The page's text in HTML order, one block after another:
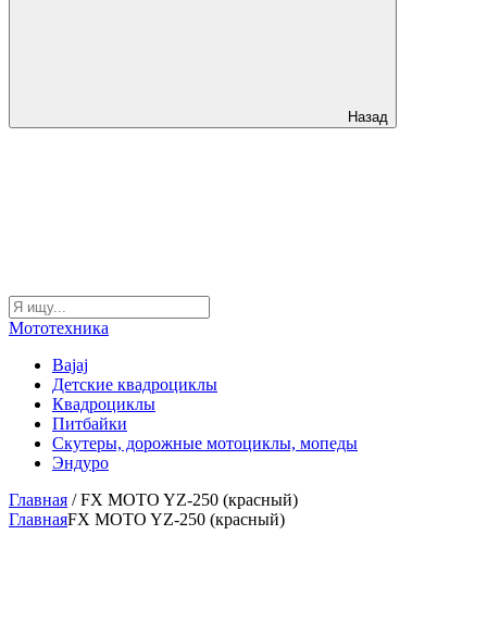
Назад
Мототехника
Bajaj
Детские квадроциклы
Квадроциклы
Питбайки
Скутеры, дорожные мотоциклы, мопеды
Эндуро
Главная / FX MOTO YZ-250 (красный)
ГлавнаяFX MOTO YZ-250 (красный)